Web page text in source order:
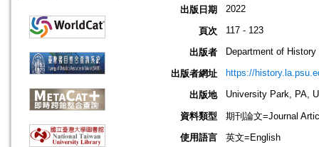
出版日期 2022
頁次 117 - 123
出版者 Department of
出版者網址 https://
出版地 University Park, PA,
資料類型
期刊論文=Journal
使用語言
英文=English